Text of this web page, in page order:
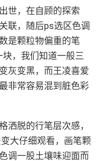
世，在自顾的探索
联，随后ps选区色调
是颗粒物偏重的笔
，我们知道一般三
灰变黑，而王凌喜爱
非常容易混到脏色彩
洒脱的行笔层次感，
大仔细观看，画笔颗
调一股土壤味迎面而